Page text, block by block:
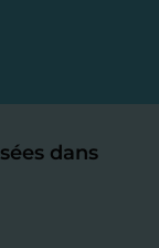
dans